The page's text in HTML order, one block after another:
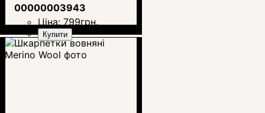
00000003943
Ціна: 799грн.
Купити